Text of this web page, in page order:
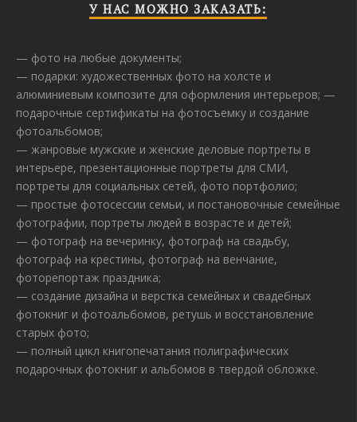
У НАС МОЖНО ЗАКАЗАТЬ:
— фото на любые документы;
— подарки: художественных фото на холсте и
алюминиевым композите для оформления интерьеров; —
подарочные сертификаты на фотосъемку и создание
фотоальбомов;
— жанровые мужские и женские деловые портреты в
интерьере, презентационные портреты для СМИ,
портреты для социальных сетей, фото портфолио;
— простые фотосессии семьи, и постановочные семейные
фотографии, портреты людей в возрасте и детей;
— фотограф на вечеринку, фотограф на свадьбу,
фотограф на крестины, фотограф на венчание,
фоторепортаж праздника;
— создание дизайна и верстка семейных и свадебных
фотокниг и фотоальбомов, ретушь и восстановление
старых фото;
— полный цикл книгопечатания полиграфических
подарочных фотокниг и альбомов в твердой обложке.